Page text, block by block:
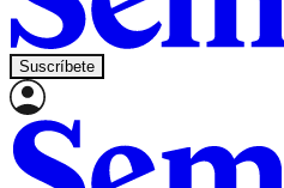
Suscríbete